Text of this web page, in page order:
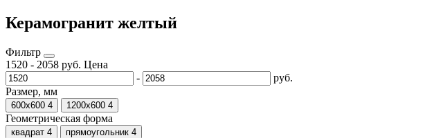
Керамогранит желтый
Фильтр
1520 - 2058 руб. Цена
-
руб.
Размер, мм
600х600 4 1200х600 4
Геометрическая форма
квадрат 4 прямоугольник 4